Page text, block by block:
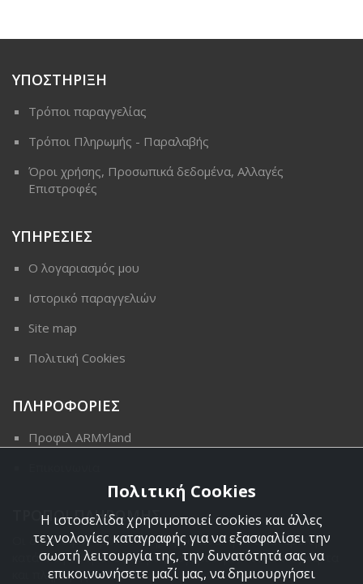
ΥΠΟΣΤΗΡΙΞΗ
Τρόποι παραγγελίας
Τρόποι Πληρωμής - Παραλαβής
Όροι χρήσης, Προσωπικά δεδομένα, Αλλαγές
Επιστροφές
ΥΠΗΡΕΣΙΕΣ
Ο λογαριασμός μου
Ιστορικό παραγγελιών
Site map
Πολιτική Cookies
ΠΛΗΡΟΦΟΡΙΕΣ
Προφιλ ARMYland
ΤΡΟΠΟΙ ΠΛΗΡΩΜΗΣ
Οι διαθέσιμοι τρόποι πληρωμής είναι η Αντικαταβολή,
κατάθεση σε τραπεζικό μας λογαριασμό, πιστωτική κάρτα
και πληρωμή με PayPal.
Πολιτική Cookies
Η ιστοσελίδα χρησιμοποιεί cookies και άλλες
τεχνολογίες καταγραφής για να εξασφαλίσει την
σωστή λειτουργία της, την δυνατότητά σας να
επικοινωνήσετε μαζί μας, να δημιουργήσει